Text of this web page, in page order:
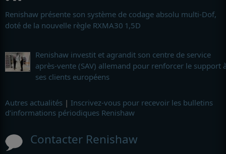
Renishaw présente son système de codage absolu multi-Dof,
doté de la nouvelle règle RXMA30 1,5D
Renishaw investit et agrandit son centre de service
après-vente (SAV) allemand pour renforcer le support
ses clients européens
Autres actualités | Inscrivez-vous pour recevoir les bulletins
d’informations périodiques Renishaw
Contacter Renishaw